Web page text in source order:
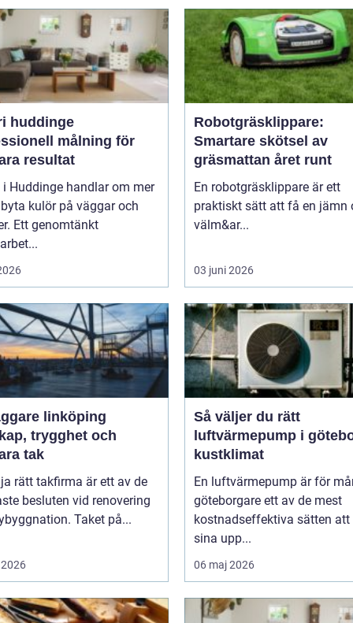
huddinge
målning för
resultat
Huddinge handlar om mer
kulör på väggar och
Ett genomtänkt
Robotgräsklippare:
Smartare skötsel av
gräsmattan året runt
En robotgräsklippare är ett
praktiskt sätt att få en jämn
välm&ar...
03 juni 2026
linköping
trygghet och
tak
rätt takfirma är ett av de
besluten vid renovering
Taket på...
Så väljer du rätt
luftvärmepump i
kustklimat
En luftvärmepump är för
göteborgare ett av de mest
kostnadseffektiva sätten att
sina upp...
06 maj 2026